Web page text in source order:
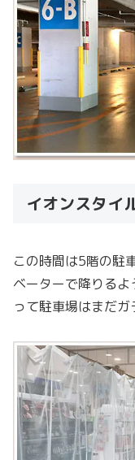
イオンスタイ
この時間は5階の駐
ベーターで降りる
って駐車場はまだガ